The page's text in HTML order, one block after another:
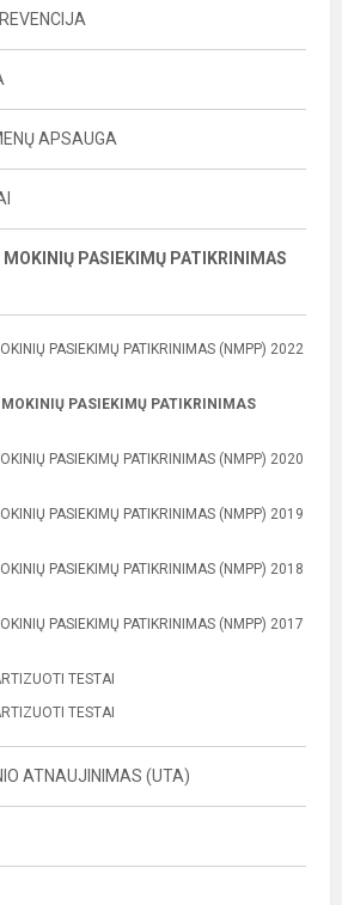
APSAUGA
MOKINIŲ PASIEKIMŲ PATIKRINIMAS
PASIEKIMŲ PATIKRINIMAS (NMPP) 2022
PASIEKIMŲ PATIKRINIMAS
PASIEKIMŲ PATIKRINIMAS (NMPP) 2020
PASIEKIMŲ PATIKRINIMAS (NMPP) 2019
PASIEKIMŲ PATIKRINIMAS (NMPP) 2018
PASIEKIMŲ PATIKRINIMAS (NMPP) 2017
TESTAI
TESTAI
ATNAUJINIMAS (UTA)